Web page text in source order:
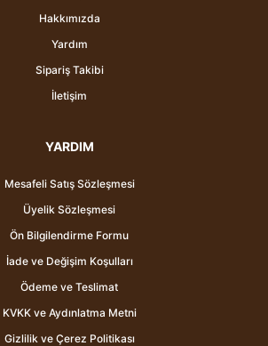
Hakkımızda
Yardım
Sipariş Takibi
İletişim
YARDIM
Mesafeli Satış Sözleşmesi
Üyelik Sözleşmesi
Ön Bilgilendirme Formu
İade ve Değişim Koşulları
Ödeme ve Teslimat
KVKK ve Aydınlatma Metni
Gizlilik ve Çerez Politikası